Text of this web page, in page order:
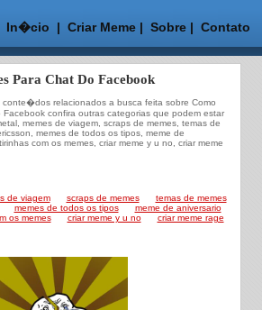
In�cio | Criar Meme| Sobre| Contato
Para Chat Do Facebook
relacionados a busca feita sobre Como
Facebook confira outras categorias que podem estar
memes de viagem, scraps de memes, temas de
memes de todos os tipos, meme de
com os memes, criar meme y u no, criar meme
de viagem scraps de memes
temas de memes
memes de todos os tipos
meme de aniversario
os memes
criar meme y u no criar meme rage